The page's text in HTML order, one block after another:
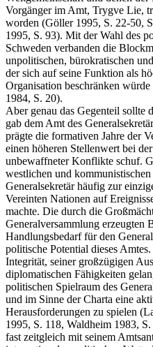
Vorgänger im Amt, Trygve Lie,
worden (Göller 1995, S. 22-50,
1995, S. 93). Mit der Wahl des
Schweden verbanden die
unpolitischen, bürokratischen
der sich auf seine Funktion als
Organisation beschränken
1984, S. 20).
Aber genau das Gegenteil sollte
gab dem Amt des
prägte die formativen Jahre der
einen höheren Stellenwert bei
unbewaffneter Konflikte schuf.
westlichen und kommunistischen
Generalsekretär häufig zur
Vereinten Nationen auf
machte. Die durch die
Generalversammlung erzeugten
Handlungsbedarf für den
politische Potential dieses
Integrität, seiner großzügigen
diplomatischen Fähigkeiten
politischen Spielraum des
und im Sinne der Charta eine
Herausforderungen zu spielen
1995, S. 118, Waldheim 1983,
fast zeitgleich mit seinem